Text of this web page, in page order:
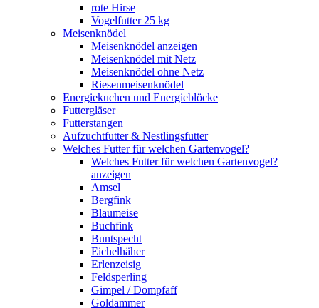
rote Hirse
Vogelfutter 25 kg
Meisenknödel
Meisenknödel anzeigen
Meisenknödel mit Netz
Meisenknödel ohne Netz
Riesenmeisenknödel
Energiekuchen und Energieblöcke
Futtergläser
Futterstangen
Aufzuchtfutter & Nestlingsfutter
Welches Futter für welchen Gartenvogel?
Welches Futter für welchen Gartenvogel?
anzeigen
Amsel
Bergfink
Blaumeise
Buchfink
Buntspecht
Eichelhäher
Erlenzeisig
Feldsperling
Gimpel / Dompfaff
Goldammer